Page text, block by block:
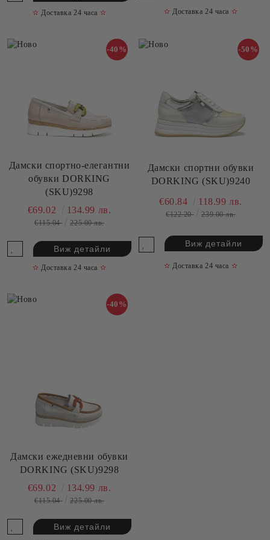
✫ Доставка 24 часа ✫ ✫ Доставка 24 часа ✫
Дамски спортно-елегантни
обувки DORKING
(SKU)9298
-40%
€69.02 134.99 лв.
€115.04 225.00 лв.
Виж детайли
✫ Доставка 24 часа ✫
Дамски спортни обувки
DORKING (SKU)9240
-50%
€60.84 118.99 лв.
€122.20 239.00 лв.
Виж детайли
✫ Доставка 24 часа ✫
Дамски ежедневни обувки
DORKING (SKU)9298
-40%
€69.02 134.99 лв.
€115.04 225.00 лв.
Виж детайли